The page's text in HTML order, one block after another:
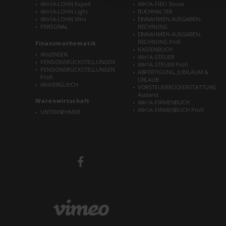
Win1A-LOHN Expert
Win1A-LOHN Light
Win1A-LOHN Mini
PERSONAL
Finanzmathematik
WinZINSEN
PENSIONSRÜCKSTELLUNGEN
PENSIONSRÜCKSTELLUNGEN
Profi
WinVERGLEICH
Warenwirtschaft
UNTERNEHMER
Win1A-FIBU Steuer
BUCHHALTER
EINNAHMEN-AUSGABEN-
RECHNUNG
EINNAHMEN-AUSGABEN-
RECHNUNG Profi
KASSENBUCH
Win1A-STEUER
Win1A-STEUER Profi
ABFERTIGUNG, JUBILÄUM &
URLAUB
VORSTEUERRÜCKERSTATTUNG
Ausland
Win1A-FIRMENBUCH
Win1A-FIRMENBUCH Profi